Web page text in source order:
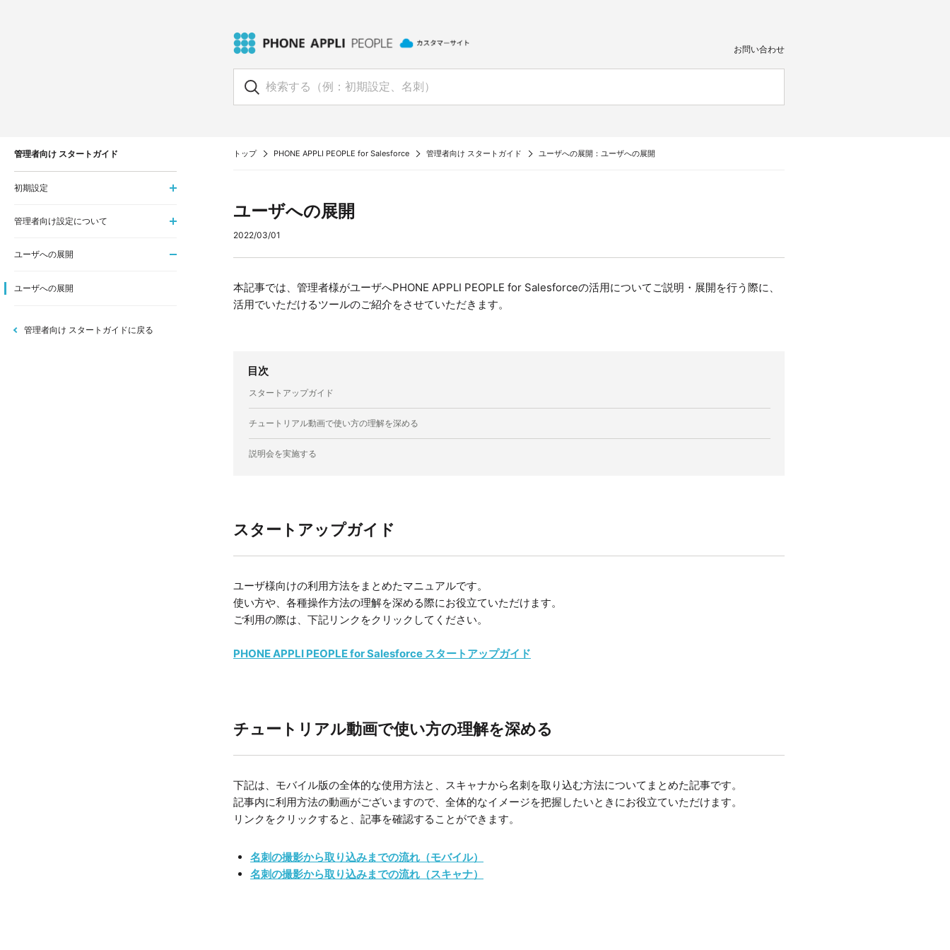
お問い合わせ
トップ PHONE APPLI PEOPLE for Salesforce 管理者向け スタートガイド ユーザへの展開：ユーザへの展開
ユーザへの展開
2022/03/01
本記事では、管理者様がユーザへPHONE APPLI PEOPLE for Salesforceの活用についてご説明・展開を行う際に、
活用でいただけるツールのご紹介をさせていただきます。
目次
スタートアップガイド
チュートリアル動画で使い方の理解を深める
説明会を実施する
スタートアップガイド
ユーザ様向けの利用方法をまとめたマニュアルです。
使い方や、各種操作方法の理解を深める際にお役立ていただけます。
ご利用の際は、下記リンクをクリックしてください。
PHONE APPLI PEOPLE for Salesforce スタートアップガイド
チュートリアル動画で使い方の理解を深める
下記は、モバイル版の全体的な使用方法と、スキャナから名刺を取り込む方法についてまとめた記事です。
記事内に利用方法の動画がございますので、全体的なイメージを把握したいときにお役立ていただけます。
リンクをクリックすると、記事を確認することができます。
名刺の撮影から取り込みまでの流れ（モバイル）
名刺の撮影から取り込みまでの流れ（スキャナ）
管理者向け スタートガイド
初期設定
管理者向け設定について
ユーザへの展開
ユーザへの展開
管理者向け スタートガイドに戻る